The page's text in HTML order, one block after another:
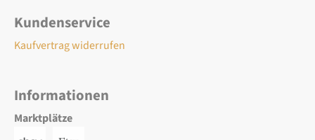
Kundenservice
Kaufvertrag widerrufen
Informationen
Marktplätze